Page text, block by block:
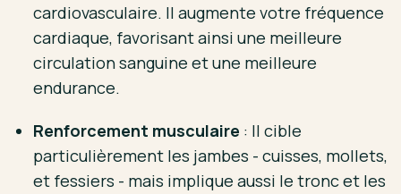
cardiovasculaire. Il augmente votre fréquence
cardiaque, favorisant ainsi une meilleure
circulation sanguine et une meilleure
endurance.
Renforcement musculaire : Il cible
particulièrement les jambes - cuisses, mollets,
et fessiers - mais implique aussi le tronc et les